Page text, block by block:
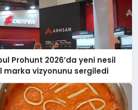
Prohunt 2026’da yeni nesil
marka vizyonunu sergiledi